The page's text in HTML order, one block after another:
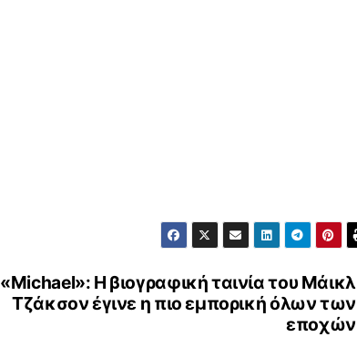
«Michael»: Η βιογραφική ταινία του Μάικλ
Τζάκσον έγινε η πιο εμπορική όλων των
εποχών